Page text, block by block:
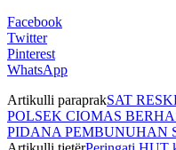
Facebook
Twitter
Pinterest
WhatsApp
Artikulli paraprakSAT
POLSEK CIOMAS
PIDANA PEMBUNUHAN